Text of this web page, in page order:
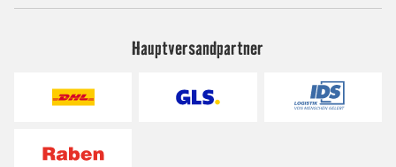
Hauptversandpartner